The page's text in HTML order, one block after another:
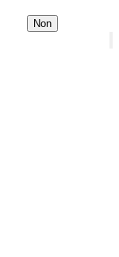
Non